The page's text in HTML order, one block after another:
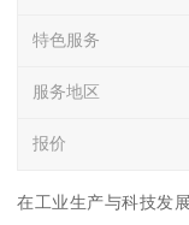
特色服务
服务地区
报价
在工业生产与科技发